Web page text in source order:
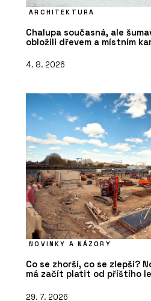
ARCHITEKTURA
Chalupa současná, ale
obložili dřevem a místním
4. 8. 2026
NOVINKY A NÁZORY
Co se zhorší, co se zlepší?
má začít platit od příštího
29. 7. 2026